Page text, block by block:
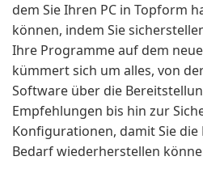
dem Sie Ihren PC in Topform
können, indem Sie
Ihre Programme auf dem
kümmert sich um alles, von
Software über die
Empfehlungen bis hin zur
Konfigurationen, damit Sie die
Bedarf wiederherstellen